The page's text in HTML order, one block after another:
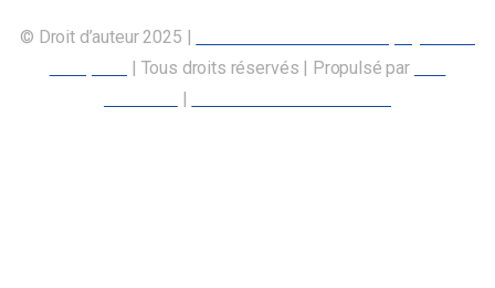
© Droit d’auteur 2025 |
| Tous droits réservés | Propulsé par
|